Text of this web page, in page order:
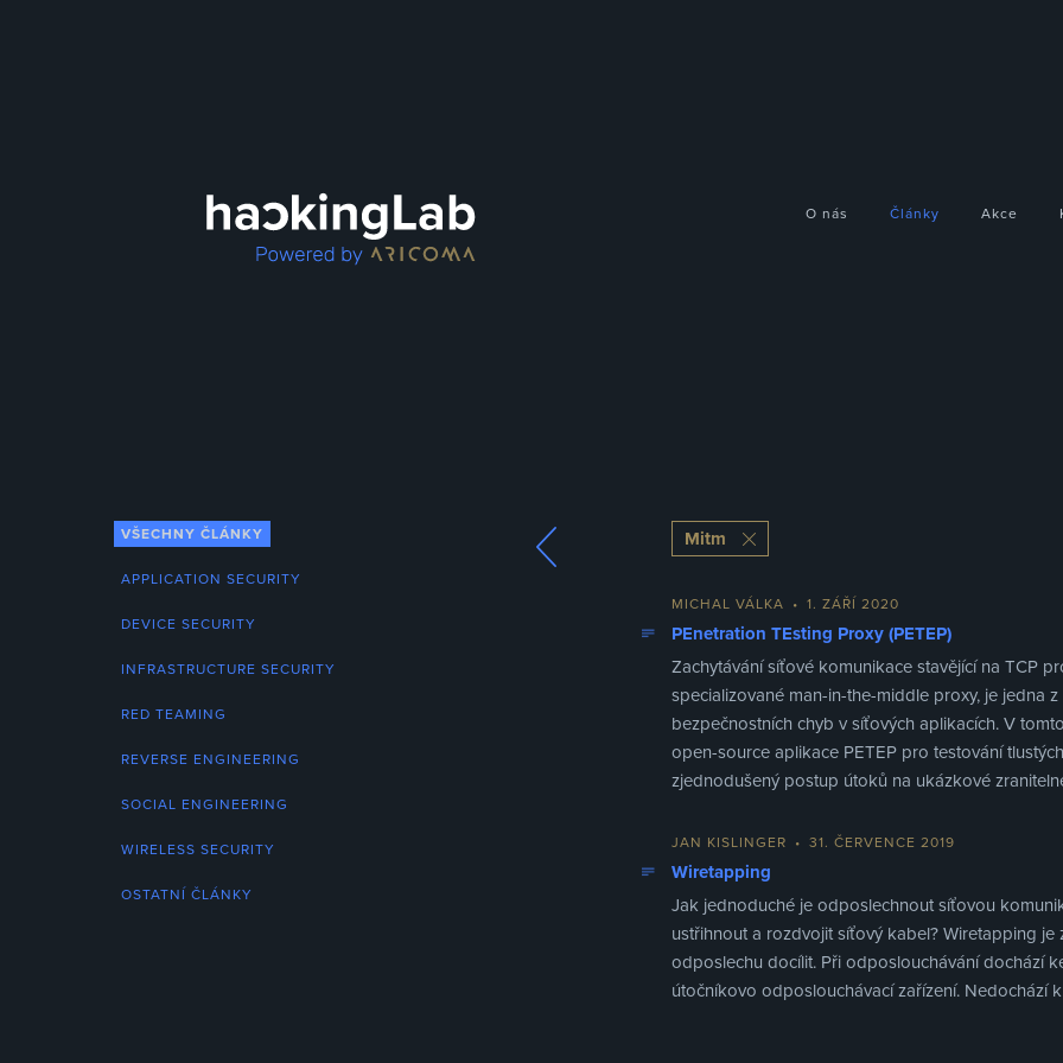
O nás Články Akce
VŠECHNY ČLÁNKY
APPLICATION SECURITY
DEVICE SECURITY
INFRASTRUCTURE SECURITY
RED TEAMING
REVERSE ENGINEERING
SOCIAL ENGINEERING
WIRELESS SECURITY
OSTATNÍ ČLÁNKY
Mitm
MICHAL VÁLKA • 1. ZÁŘÍ 2020
PEnetration TEsting Proxy (PETEP)
Zachytávání síťové komunikace stavějící na TCP
specializované man-in-the-middle proxy, je jedna
bezpečnostních chyb v síťových aplikacích. V
open-source aplikace PETEP pro testování
zjednodušený postup útoků na ukázkové
JAN KISLINGER • 31. ČERVENCE 2019
Wiretapping
Jak jednoduché je odposlechnout síťovou
ustřihnout a rozdvojit síťový kabel? Wiretapping
odposlechu docílit. Při odposlouchávání dochází
útočníkovo odposlouchávací zařízení. Nedochází